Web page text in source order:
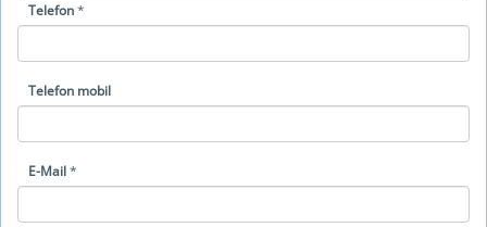
Telefon*
Telefon mobil
E-Mail*